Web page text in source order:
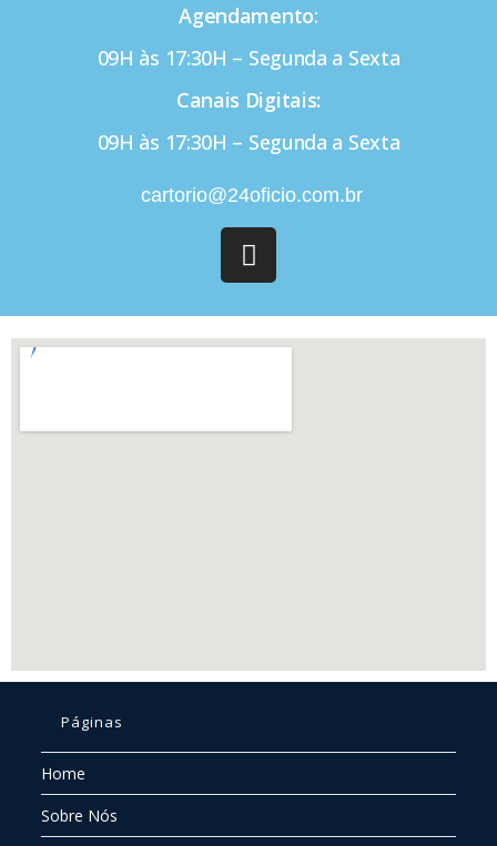
Agendamento:
09H às 17:30H – Segunda a Sexta
Canais Digitais:
09H às 17:30H – Segunda a Sexta
cartorio@24oficio.com.br
Páginas
Home
Sobre Nós